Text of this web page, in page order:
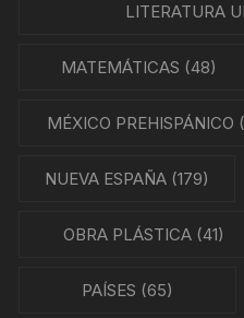
LITERATURA
MATEMÁTICAS (48)
MÉXICO PREHISPÁNICO
NUEVA ESPAÑA(179)
OBRA PLÁSTICA (41)
PAÍSES (65)